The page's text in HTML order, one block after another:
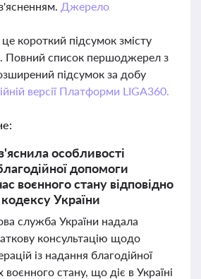
Джерело
короткий підсумок змісту
Повний список першоджерел з
підсумок за добу
версії Платформи LIGA360.
особливості
допомоги
воєнного стану відповідно
України
служба України надала
консультацію щодо
із надання благодійної
стану, що діє в Україні